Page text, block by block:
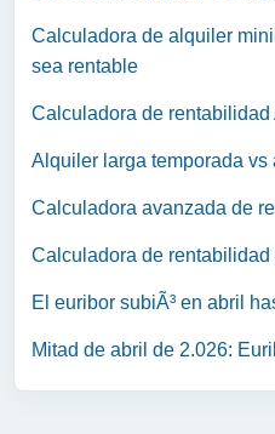
Calculadora de alquiler
sea rentable
Calculadora de
Alquiler larga temporada vs
Calculadora avanzada de
Calculadora de
El euribor subiÃ³ en abril
Mitad de abril de 2.026: